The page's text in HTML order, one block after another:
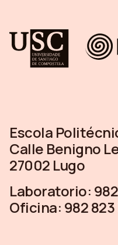
Escola
Calle Benigno
27002 Lugo
Laboratorio:
Oficina: 982 823